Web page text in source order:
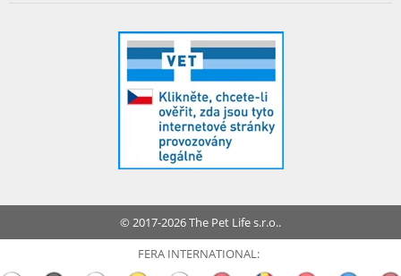
© 2017-2026 The Pet Life s.r.o..
FERA INTERNATIONAL: